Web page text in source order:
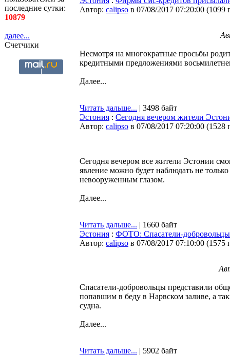
последние сутки:
10879
далее...
Счетчики
Автор: calipso в 07/08/2017 07:20:00 (1099
Несмотря на многократные просьбы
кредитными предложениями
Далее...
Читать дальше... | 3498 байт
Эстония : Сегодня вечером жители
Автор: calipso в 07/08/2017 07:20:00 (1528
Сегодня вечером все жители Эстонии
явление можно будет наблюдать не
невооруженным глазом.
Далее...
Читать дальше... | 1660 байт
Эстония : ФОТО: Спасатели-
Автор: calipso в 07/08/2017 07:10:00 (1575
Спасатели-добровольцы представили
попавшим в беду в Нарвском заливе, а
судна.
Далее...
Читать дальше... | 5902 байт